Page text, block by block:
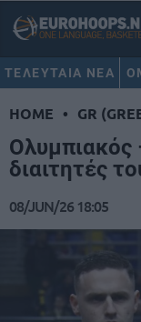
ΤΕΛΕΥΤΑΙΑ ΝΕΑ
HOME • GR
Ολυμπιακός
διαιτητές
08/JUN/26 18:05